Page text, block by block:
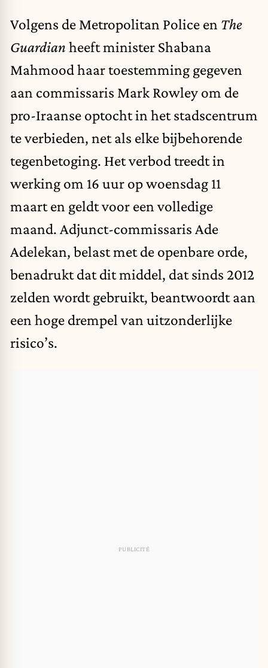
Volgens de Metropolitan Police en The
Guardian heeft minister Shabana
Mahmood haar toestemming gegeven
aan commissaris Mark Rowley om de
pro-Iraanse optocht in het stadscentrum
te verbieden, net als elke bijbehorende
tegenbetoging. Het verbod treedt in
werking om 16 uur op woensdag 11
maart en geldt voor een volledige
maand. Adjunct-commissaris Ade
Adelekan, belast met de openbare orde,
benadrukt dat dit middel, dat sinds 2012
zelden wordt gebruikt, beantwoordt aan
een hoge drempel van uitzonderlijke
risico’s.